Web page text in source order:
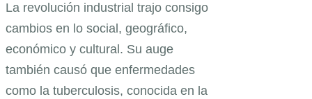
La revolución industrial trajo consigo
cambios en lo social, geográfico,
económico y cultural. Su auge
también causó que enfermedades
como la tuberculosis, conocida en la